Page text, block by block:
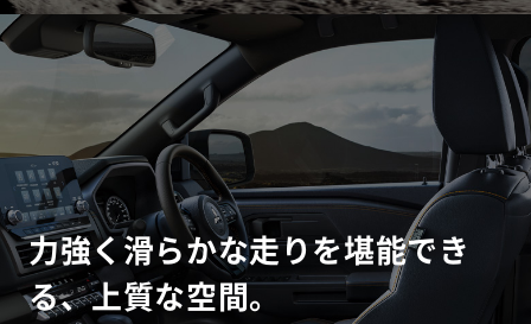
力強く滑らかな走りを堪能でき
る、上質な空間。